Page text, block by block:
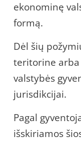
ekonominę
formą.
Dėl šių
teritorine arba
valstybės
jurisdikcijai.
Pagal
išskiriamos